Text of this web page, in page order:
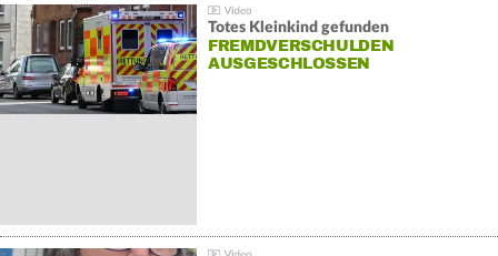
Totes Kleinkind gefunden
FREMDVERSCHULDEN
AUSGESCHLOSSEN